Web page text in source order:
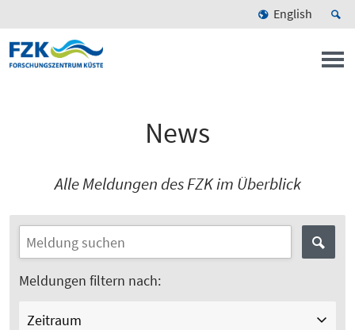
English
News
Alle Meldungen des FZK im Überblick
Meldungen filtern nach:
Zeitraum